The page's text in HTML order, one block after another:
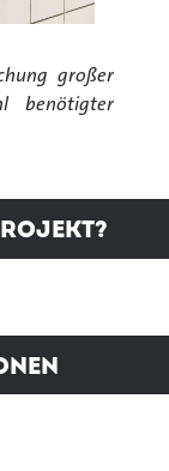
großer
benötigter